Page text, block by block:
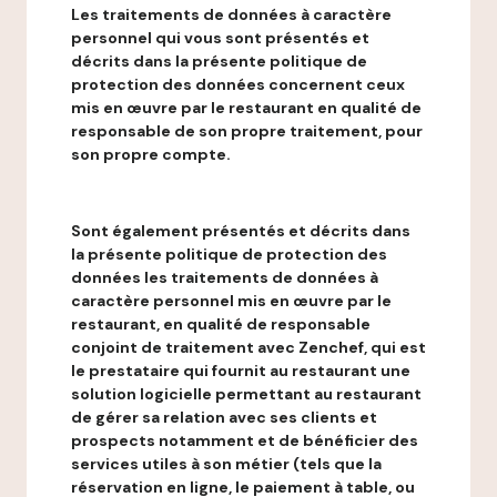
Les traitements de données à caractère
personnel qui vous sont présentés et
décrits dans la présente politique de
protection des données concernent ceux
mis en œuvre par le restaurant en qualité de
responsable de son propre traitement, pour
son propre compte.
Sont également présentés et décrits dans
la présente politique de protection des
données les traitements de données à
caractère personnel mis en œuvre par le
restaurant, en qualité de responsable
conjoint de traitement avec Zenchef, qui est
le prestataire qui fournit au restaurant une
solution logicielle permettant au restaurant
de gérer sa relation avec ses clients et
prospects notamment et de bénéficier des
services utiles à son métier (tels que la
réservation en ligne, le paiement à table, ou